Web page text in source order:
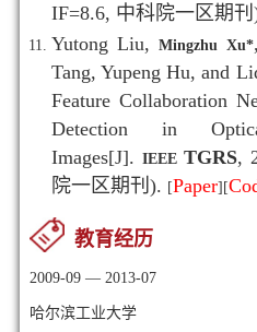
IF=8.6, 中科院一区期刊
Yutong Liu,Mingzhu Xu*
Tang, Yupeng Hu, and
Feature Collaboration
Detection in
Images[J]. IEEE TGRS,
院一区期刊). [Paper] [
教育经历
2009-09 — 2013-07
哈尔滨工业大学